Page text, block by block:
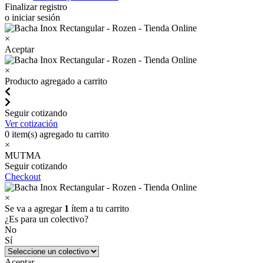
Finalizar registro
o iniciar sesión
×
Aceptar
×
Producto agregado a carrito
Seguir cotizando
Ver cotización
0 item(s) agregado tu carrito
×
MUTMA
Seguir cotizando
Checkout
×
Se va a agregar 1 ítem a tu carrito
¿Es para un colectivo?
No
Sí